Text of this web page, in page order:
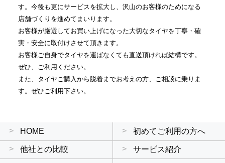
す。今後も更にサービスを拡大し、沢山のお客様のためになる
店舗づくりを進めてまいります。
お客様が厳選してお買い上げになった大切なタイヤを丁寧・確
実・安全に取付けさせて頂きます。
お客様ご自身でタイヤを運ばなくても直送頂ければ結構です。
ぜひ、ご利用ください。
また、タイヤご購入から脱着までお考えの方、ご相談に乗りま
す。ぜひご利用下さい。
HOME 初めてご利用の方へ
他社との比較 サービス紹介